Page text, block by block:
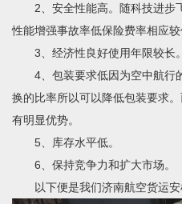
2、安全性能高。随科技进步
性能增强事故率低保险费率相应较
3、经济性良好使用年限较长。
4、包装要求低因为空中航行
换的比率所以可以降低包装要求
有明显优势。
5、库存水平低。
6、保持竞争力和扩大市场。
以下便是我们济南航空货运安